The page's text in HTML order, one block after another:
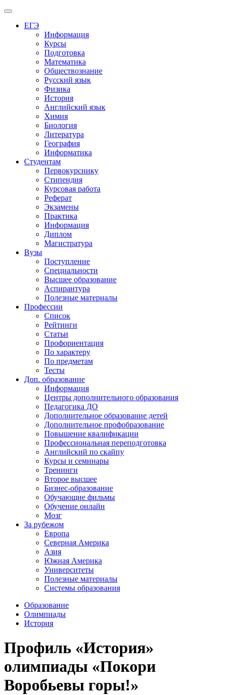
Меню
ЕГЭ
Информация
Курсы
Подготовка
Математика
Обществознание
Русский язык
Физика
История
Английский язык
Химия
Биология
Литература
География
Информатика
Студентам
Первокурснику
Стипендия
Курсовая работа
Реферат
Экзамены
Практика
Информация
Диплом
Магистратура
Вузы
Поступление
Специальности
Высшее образование
Аспирантура
Полезные материалы
Профессии
Список
Рейтинги
Статьи
Профориентация
По характеру
По предметам
Тесты
Доп. образование
Информация
Центры дополнительного образования
Педагогика ДО
Дополнительное образование детей
Дополнительное профобразование
Повышение квалификации
Профессиональная переподготовка
Английский по скайпу
Курсы и семинары
Тренинги
Второе высшее
Бизнес-образование
Обучающие фильмы
Обучение онлайн
Мозг
За рубежом
Европа
Северная Америка
Азия
Южная Америка
Университеты
Полезные материалы
Системы образования
Образование
Олимпиады
История
Профиль «История»
олимпиады «Покори
Воробьевы горы!»